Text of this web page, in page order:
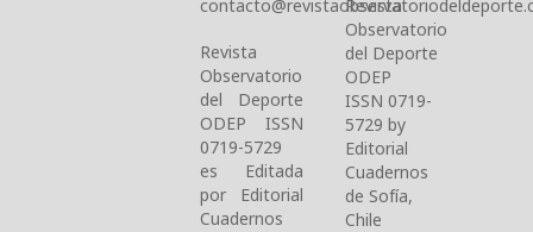
Revista
Observatorio
del Deporte
ODEP ISSN
0719-5729
es Editada
por Editorial
Cuadernos
Revista
Observatorio
del Deporte
ODEP
ISSN 0719-
5729 by
Editorial
Cuadernos
de Sofía,
Chile